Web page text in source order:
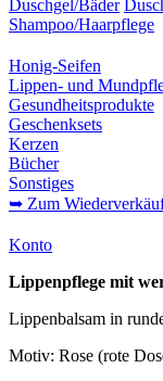
Duschgel/Bäder
Shampoo/Haarpflege
Honig-Seifen
Lippen- und
Gesundheitsprodukte
Geschenksets
Kerzen
Bücher
Sonstiges
➥ Zum
Konto
Lippenpflege mit
Lippenbalsam in
Motiv: Rose (rote